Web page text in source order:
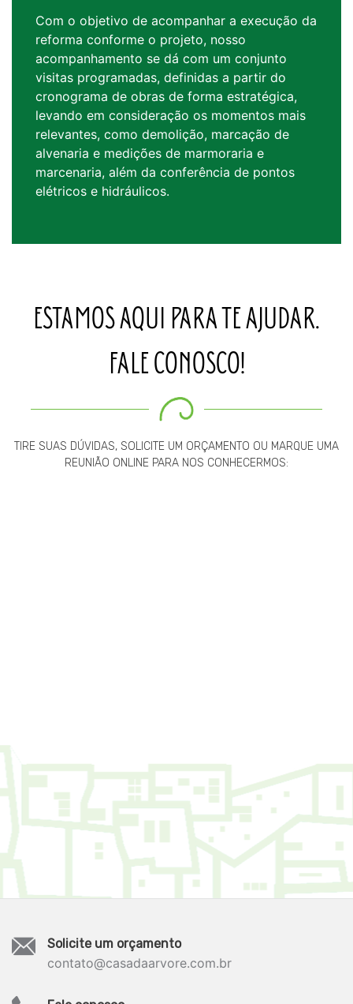
Com o objetivo de acompanhar a execução da
reforma conforme o projeto, nosso
acompanhamento se dá com um conjunto
visitas programadas, definidas a partir do
cronograma de obras de forma estratégica,
levando em consideração os momentos mais
relevantes, como demolição, marcação de
alvenaria e medições de marmoraria e
marcenaria, além da conferência de pontos
elétricos e hidráulicos.
ESTAMOS AQUI PARA TE AJUDAR.
FALE CONOSCO!
TIRE SUAS DÚVIDAS, SOLICITE UM ORÇAMENTO OU MARQUE UMA
REUNIÃO ONLINE PARA NOS CONHECERMOS:
Solicite um orçamento
contato@casadaarvore.com.br